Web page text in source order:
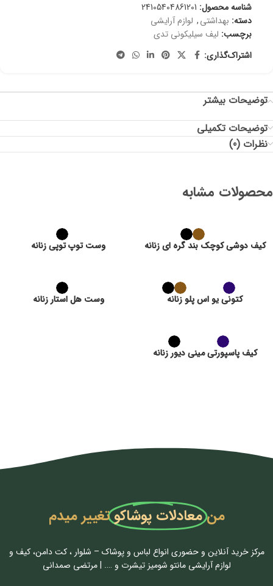
شناسه محصول: 24105404861201
دسته: بهداشتی, لوازم آرایشی
برچسب: لیف سیلیکونی تدی
اشتراک‌گذاری:
توضیحات بیشتر
توضیحات تکمیلی
نظرات (0)
محصولات مشابه
کیف دوشی کوچک بند گره ای زنانه وست توپ توپی زنانه
کتونی یو اس پلو زنانه وست هل استار زنانه
کیف پاسپورتی مینی دیور زنانه
منمعادلات پوشاکوتغییر میدم
مرکز خرید آنلاین و حضوری انواع لباس‌ و پوشاک – شلوار ، کت دامن، کیف و
لوازم آرایشی مانتو شومیز تیشرت و …. | مرتضی صمدانی